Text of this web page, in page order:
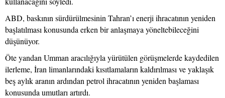
ABD, baskının sürdürülmesinin Tahran’ı enerji ihracatının yeniden
başlatılması konusunda erken bir anlaşmaya yöneltebileceğini
düşünüyor.
Öte yandan Umman aracılığıyla yürütülen görüşmelerde kaydedilen
ilerleme, İran limanlarındaki kısıtlamaların kaldırılması ve yaklaşık
beş aylık aranın ardından petrol ihracatının yeniden başlaması
konusunda umutları artırdı.